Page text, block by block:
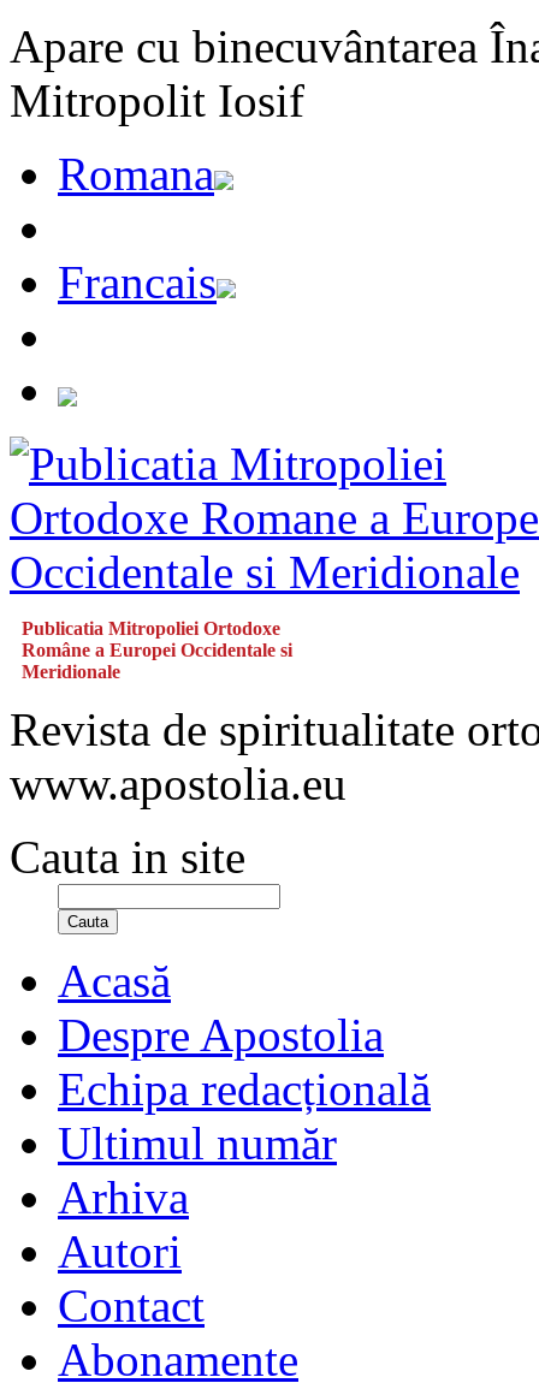
Apare cu binecuvântarea
Mitropolit Iosif
Romana
Francais
Publicatia Mitropoliei Ortodoxe
Române a Europei Occidentale si
Meridionale
Revista de spiritualitate
www.apostolia.eu
Cauta in site
Cauta
Acasă
Despre Apostolia
Echipa redacțională
Ultimul număr
Arhiva
Autori
Contact
Abonamente